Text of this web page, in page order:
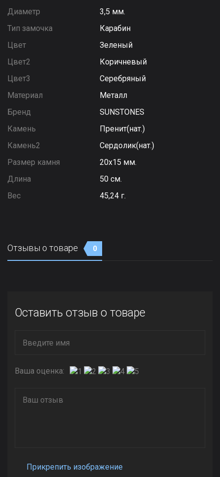
Диаметр
3,5 мм.
Тип замочка
Карабин
Цвет
Зеленый
Цвет2
Коричневый
Цвет3
Серебряный
Материал
Металл
Бренд
SUNSTONES
Камень
Пренит(нат.)
Камень2
Сердолик(нат.)
Размер камня
20х15 мм.
Длина
50 см.
Вес
45,24 г.
Отзывы о товаре 0
Оставить отзыв о товаре
Ваша оценка:
Прикрепить изображение